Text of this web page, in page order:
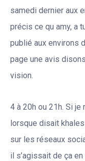
samedi dernier aux
précis ce qu amy, a
publié aux environs
page une avis
vision.
4 à 20h ou 21h. Si
lorsque disait
sur les réseaux
il s’agissait de ça